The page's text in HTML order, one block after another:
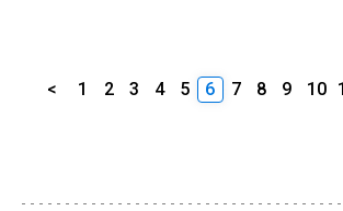
< 1 2 3 4 5 6 7 8 9 10